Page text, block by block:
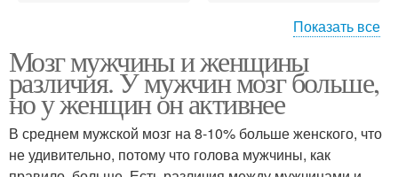
Женские тазы
Показать все
Мозг мужчины и женщины
различия. У мужчин мозг больше,
но у женщин он активнее
В среднем мужской мозг на 8-10% больше женского, что
не удивительно, потому что голова мужчины, как